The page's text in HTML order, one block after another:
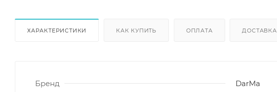
ХАРАКТЕРИСТИКИ КАК КУПИТЬ ОПЛАТА ДОСТАВКА
Бренд
DarMa